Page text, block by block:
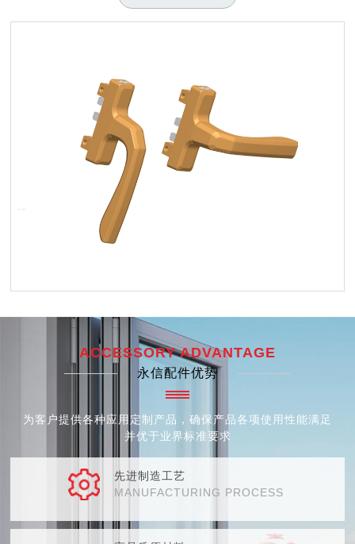
ACCESSORY ADVANTAGE
永信配件优势
为客户提供各种应用定制产品，确保产品各项使用性能满足
并优于业界标准要求
先进制造工艺
MANUFACTURING PROCESS